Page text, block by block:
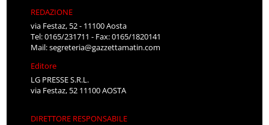
REDAZIONE
via Festaz, 52 - 11100 Aosta
Tel: 0165/231711 - Fax: 0165/1820141
Mail:segreteria@gazzettamatin.com
Editore
LG PRESSE S.R.L.
via Festaz, 52 11100 AOSTA
DIRETTORE RESPONSABILE